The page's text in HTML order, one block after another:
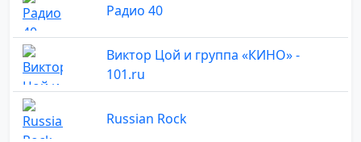
Радио 40
Виктор Цой и группа «КИНО» -
101.ru
Russian Rock